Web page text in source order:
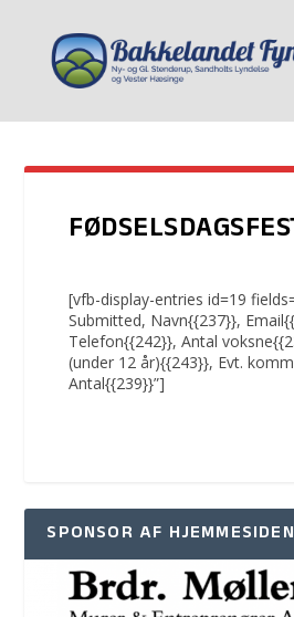
[vfb-display-entries id=19
Submitted, Navn{{237}},
Telefon{{242}}, Antal
(under 12 år){{243}}, Evt.
Antal{{239}}”]
SPONSOR AF HJEMMESIDEN